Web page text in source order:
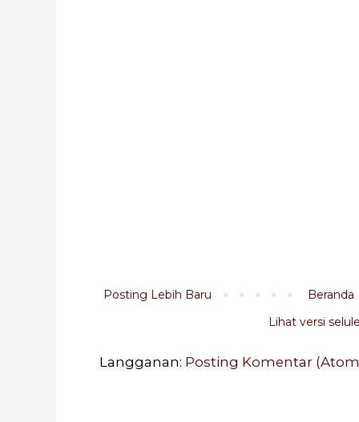
Posting Lebih Baru
Beranda
Lihat versi
Langganan: Posting Komentar